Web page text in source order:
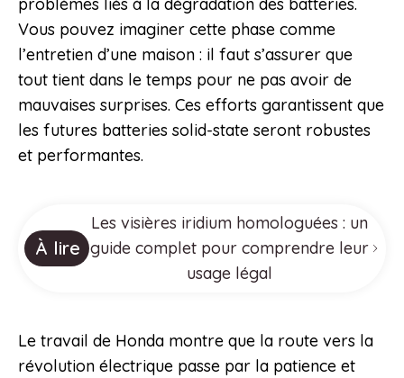
problèmes liés à la dégradation des batteries.
Vous pouvez imaginer cette phase comme
l’entretien d’une maison : il faut s’assurer que
tout tient dans le temps pour ne pas avoir de
mauvaises surprises. Ces efforts garantissent que
les futures batteries solid-state seront robustes
et performantes.
À lire
Les visières iridium homologuées : un
guide complet pour comprendre leur
usage légal
Le travail de Honda montre que la route vers la
révolution électrique passe par la patience et